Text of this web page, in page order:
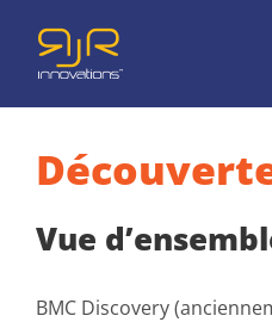
contenu
Vue
BMC Discovery